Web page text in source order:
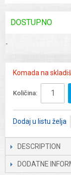
DOSTUPNO
-
Komada na
Količina:
Dodaj u listu želja
DESCRIPTION
DODATNE